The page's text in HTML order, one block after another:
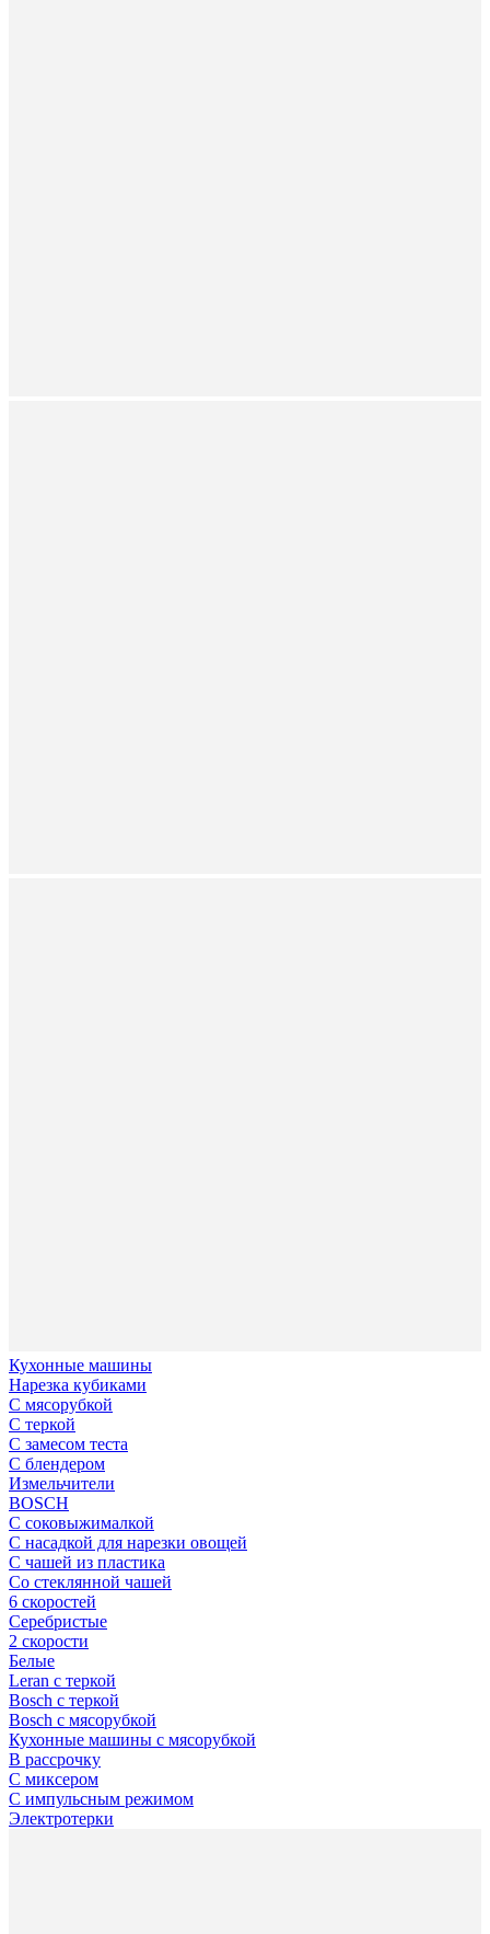
Кухонные машины
Нарезка кубиками
С мясорубкой
С теркой
С замесом теста
С блендером
Измельчители
BOSCH
С соковыжималкой
С насадкой для нарезки овощей
С чашей из пластика
Cо стеклянной чашей
6 скоростей
Серебристые
2 скорости
Белые
Leran с теркой
Bosch с теркой
Bosch с мясорубкой
Кухонные машины с мясорубкой
В рассрочку
С миксером
С импульсным режимом
Электротерки